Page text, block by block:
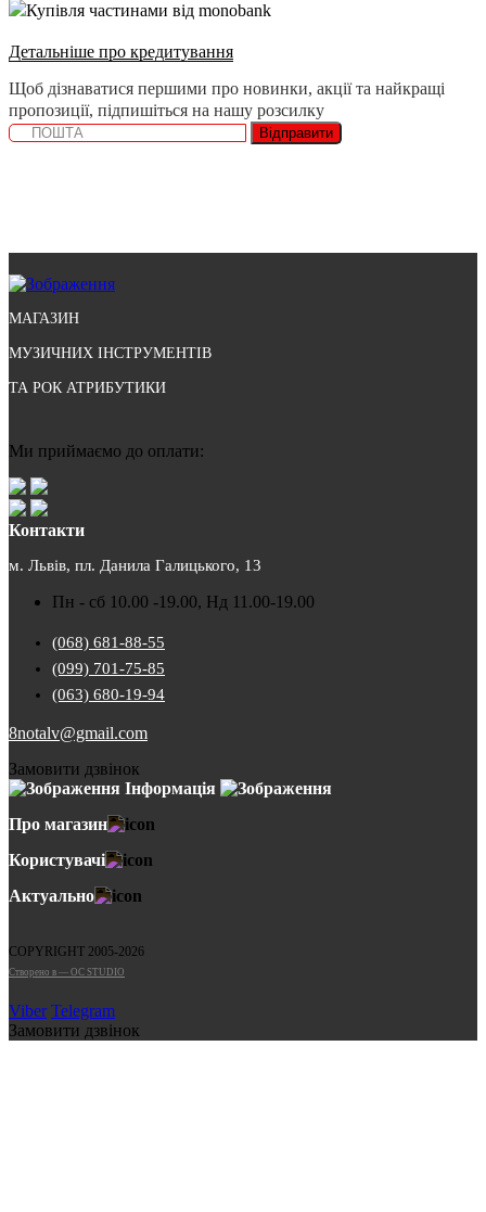
Купівля частинами від monobank
Детальніше про кредитування
Щоб дізнаватися першими про новинки, акції та найкращі
пропозиції, підпишіться на нашу розсилку
Відправити
МАГАЗИН
МУЗИЧНИХ ІНСТРУМЕНТІВ
ТА РОК АТРИБУТИКИ
Ми приймаємо до оплати:
Контакти
м. Львів, пл. Данила Галицького, 13
Пн - сб 10.00 -19.00, Нд 11.00-19.00
(068) 681-88-55
(099) 701-75-85
(063) 680-19-94
8notalv@gmail.com
Замовити дзвінок
Інформація
Про магазин
Користувачі
Актуально
COPYRIGHT 2005-2026
Cтворено в — OC STUDIO
Viber Telegram
Замовити дзвінок